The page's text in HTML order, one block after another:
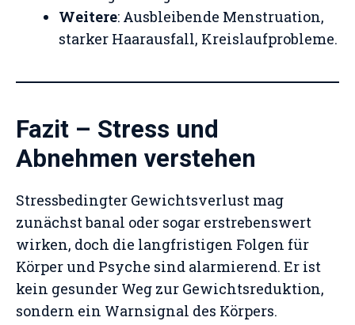
Weitere: Ausbleibende Menstruation,
starker Haarausfall, Kreislaufprobleme.
Fazit – Stress und
Abnehmen verstehen
Stressbedingter Gewichtsverlust mag
zunächst banal oder sogar erstrebenswert
wirken, doch die langfristigen Folgen für
Körper und Psyche sind alarmierend. Er ist
kein gesunder Weg zur Gewichtsreduktion,
sondern ein Warnsignal des Körpers.